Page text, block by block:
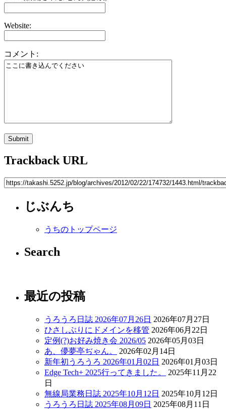
Website:
コメント:
Trackback URL
じぶんち
うちのトップページ
Search
最近の投稿
うろうろ日誌 2026年07月26日 2026年07月27日
ひさしぶりにドメインを移管 2026年06月22日
定例(?)お好み焼き会 2026/05 2026年05月03日
あ、儚夢亭ぢゃん。
2026年02月14日
新年初うろうろ 2026年01月02日 2026年01月03日
Edge Tech+ 2025行ってきました。
2025年11月22
日
無線局業務日誌 2025年10月12日 2025年10月12日
うろうろ日誌 2025年08月09日 2025年08月11日